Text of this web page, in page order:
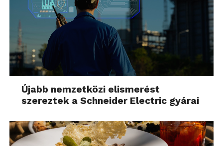
Újabb nemzetközi elismerést
szereztek a Schneider Electric gyárai